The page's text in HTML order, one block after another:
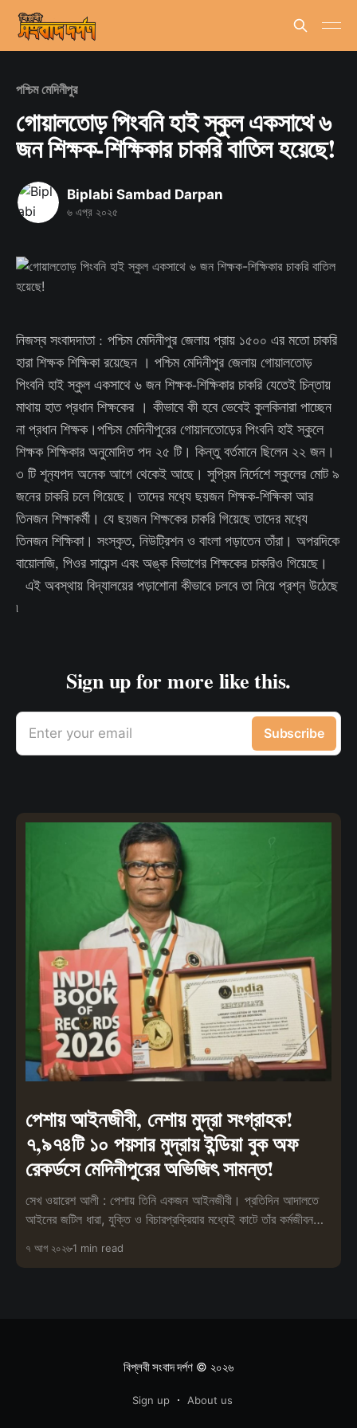
পশ্চিম মেদিনীপুর
গোয়ালতোড় পিংবনি হাই স্কুল একসাথে ৬
জন শিক্ষক-শিক্ষিকার চাকরি বাতিল হয়েছে!
Biplabi Sambad Darpan
৬ এপ্র ২০২৫
নিজস্ব সংবাদদাতা : পশ্চিম মেদিনীপুর জেলায় প্রায় ১৫০০ এর মতো চাকরি
হারা শিক্ষক শিক্ষিকা রয়েছেন । পশ্চিম মেদিনীপুর জেলায় গোয়ালতোড়
পিংবনি হাই স্কুল একসাথে ৬ জন শিক্ষক-শিক্ষিকার চাকরি যেতেই চিন্তায়
মাথায় হাত প্রধান শিক্ষকের । কীভাবে কী হবে ভেবেই কুলকিনারা পাচ্ছেন
না প্রধান শিক্ষক।পশ্চিম মেদিনীপুরের গোয়ালতোড়ের পিংবনি হাই স্কুলে
শিক্ষক শিক্ষিকার অনুমোদিত পদ ২৫ টি। কিন্তু বর্তমানে ছিলেন ২২ জন।
৩ টি শূন‌্যপদ অনেক আগে থেকেই আছে। সুপ্রিম নির্দেশে স্কুলের মোট ৯
জনের চাকরি চলে গিয়েছে। তাদের মধ‌্যে ছয়জন শিক্ষক-শিক্ষিকা আর
তিনজন শিক্ষাকর্মী। যে ছয়জন শিক্ষকের চাকরি গিয়েছে তাদের মধ‌্যে
তিনজন শিক্ষিকা। সংস্কৃত, নিউট্রিশন ও বাংলা পড়াতেন তাঁরা। অপরদিকে
বায়োলজি, পিওর সায়েন্স এবং অঙ্ক বিভাগের শিক্ষকের চাকরিও গিয়েছে।
এই অবস্থায় বিদ্যালয়ের পড়াশোনা কীভাবে চলবে তা নিয়ে প্রশ্ন উঠেছে
৷
Sign up for more like this.
Enter your email Subscribe
পেশায় আইনজীবী, নেশায় মুদ্রা সংগ্রাহক!
৭,৯৭৪টি ১০ পয়সার মুদ্রায় ইন্ডিয়া বুক অফ
রেকর্ডসে মেদিনীপুরের অভিজিৎ সামন্ত!
সেখ ওয়ারেশ আলী : পেশায় তিনি একজন আইনজীবী। প্রতিদিন আদালতে
আইনের জটিল ধারা, যুক্তি ও বিচারপ্রক্রিয়ার মধ্যেই কাটে তাঁর কর্মজীবন।
৭ আগ ২০২৬1 min read
বিপ্লবী সংবাদ দর্পণ© ২০২৬
Sign up About us